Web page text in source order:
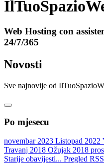
Web Hosting con
24/7/365
Novosti
Sve najnovije od
Po mjesecu
novembar 2023 Listopad 2022
Travanj 2018 Ožujak 2018
Starije obavijesti... Pregled